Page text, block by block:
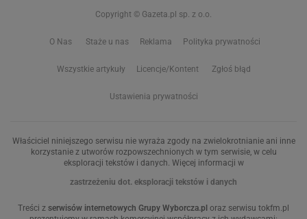
Copyright © Gazeta.pl sp. z o.o.
O Nas Staże u nas Reklama Polityka prywatności
Wszystkie artykuły Licencje/Kontent Zgłoś błąd
Ustawienia prywatności
Właściciel niniejszego serwisu nie wyraża zgody na zwielokrotnianie ani inne
korzystanie z utworów rozpowszechnionych w tym serwisie, w celu
eksploracji tekstów i danych. Więcej informacji w
zastrzeżeniu dot. eksploracji tekstów i danych
Treści z serwisów internetowych Grupy Wyborcza.pl oraz serwisu tokfm.pl